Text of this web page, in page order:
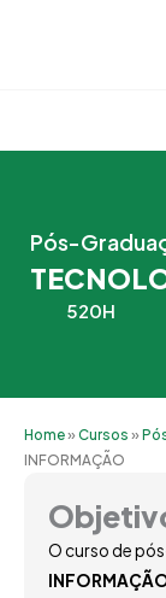
Pós-
520H
Home»Cursos »
INFORMAÇÃO
O curso de